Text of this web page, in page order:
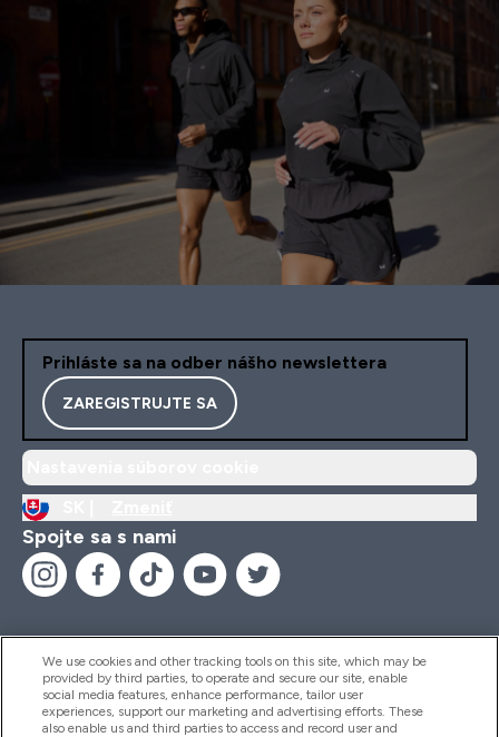
Prihláste sa na odber nášho newslettera
ZAREGISTRUJTE SA
Spojte sa s nami
Pomoc & Informácie
We use cookies and other tracking tools on this site, which may be
provided by third parties, to operate and secure our site, enable
social media features, enhance performance, tailor user
experiences, support our marketing and advertising efforts. These
also enable us and third parties to access and record user and